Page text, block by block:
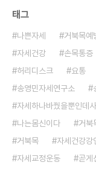
태그
나쁜자세 거북목예
자세건강
손목통증
허리디스크
요통
송영민자세연구소
자세하나바꿨을뿐인데
나는몸신이다
거북
거북목
자세건강강
자세교정운동
곧게